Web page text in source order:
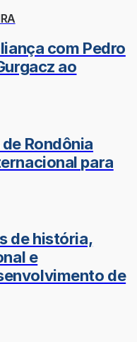
com Pedro
ao
Rondônia
para
de história,
e
de